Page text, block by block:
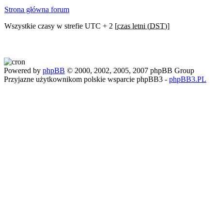
Strona główna forum
Wszystkie czasy w strefie UTC + 2 [czas letni (DST)]
Powered by phpBB © 2000, 2002, 2005, 2007 phpBB Group
Przyjazne użytkownikom polskie wsparcie phpBB3 - phpBB3.PL